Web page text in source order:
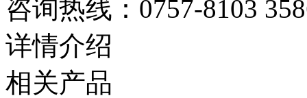
咨询热线： 0757-8103
详情介绍
相关产品